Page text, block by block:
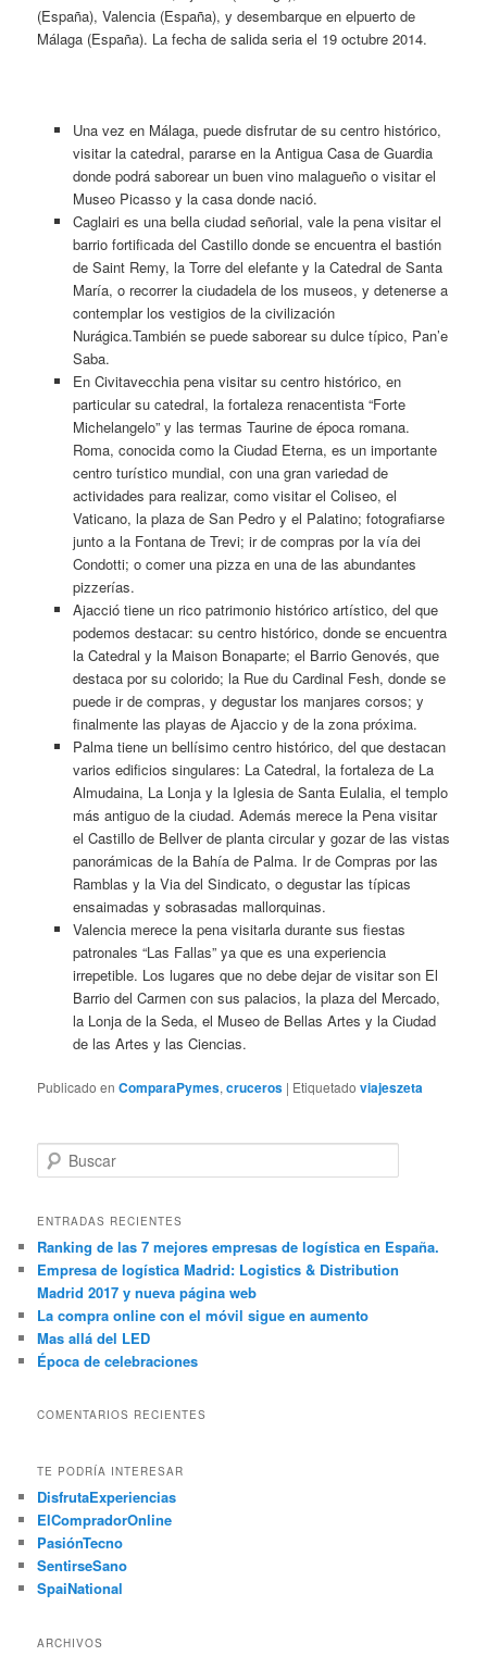
(España), Valencia (España), y desembarque en elpuerto de
Málaga (España). La fecha de salida seria el 19 octubre 2014.
Una vez en Málaga, puede disfrutar de su centro histórico,
visitar la catedral, pararse en la Antigua Casa de Guardia
donde podrá saborear un buen vino malagueño o visitar el
Museo Picasso y la casa donde nació.
Caglairi es una bella ciudad señorial, vale la pena visitar el
barrio fortificada del Castillo donde se encuentra el bastión
de Saint Remy, la Torre del elefante y la Catedral de Santa
María, o recorrer la ciudadela de los museos, y detenerse a
contemplar los vestigios de la civilización
Nurágica.También se puede saborear su dulce típico, Pan’e
Saba.
En Civitavecchia pena visitar su centro histórico, en
particular su catedral, la fortaleza renacentista “Forte
Michelangelo” y las termas Taurine de época romana.
Roma, conocida como la Ciudad Eterna, es un importante
centro turístico mundial, con una gran variedad de
actividades para realizar, como visitar el Coliseo, el
Vaticano, la plaza de San Pedro y el Palatino; fotografiarse
junto a la Fontana de Trevi; ir de compras por la vía dei
Condotti; o comer una pizza en una de las abundantes
pizzerías.
Ajacció tiene un rico patrimonio histórico artístico, del que
podemos destacar: su centro histórico, donde se encuentra
la Catedral y la Maison Bonaparte; el Barrio Genovés, que
destaca por su colorido; la Rue du Cardinal Fesh, donde se
puede ir de compras, y degustar los manjares corsos; y
finalmente las playas de Ajaccio y de la zona próxima.
Palma tiene un bellísimo centro histórico, del que destacan
varios edificios singulares: La Catedral, la fortaleza de La
Almudaina, La Lonja y la Iglesia de Santa Eulalia, el templo
más antiguo de la ciudad. Además merece la Pena visitar
el Castillo de Bellver de planta circular y gozar de las vistas
panorámicas de la Bahía de Palma. Ir de Compras por las
Ramblas y la Via del Sindicato, o degustar las típicas
ensaimadas y sobrasadas mallorquinas.
Valencia merece la pena visitarla durante sus fiestas
patronales “Las Fallas” ya que es una experiencia
irrepetible. Los lugares que no debe dejar de visitar son El
Barrio del Carmen con sus palacios, la plaza del Mercado,
la Lonja de la Seda, el Museo de Bellas Artes y la Ciudad
de las Artes y las Ciencias.
Publicado en ComparaPymes,cruceros | Etiquetado viajeszeta
u
c
r
ENTRADAS RECIENTES
Ranking de las 7 mejores empresas de logística en España.
Empresa de logística Madrid: Logistics & Distribution
Madrid 2017 y nueva página web
La compra online con el móvil sigue en aumento
Mas allá del LED
Época de celebraciones
COMENTARIOS RECIENTES
TE PODRÍA INTERESAR
DisfrutaExperiencias
ElCompradorOnline
PasiónTecno
SentirseSano
SpaiNational
ARCHIVOS